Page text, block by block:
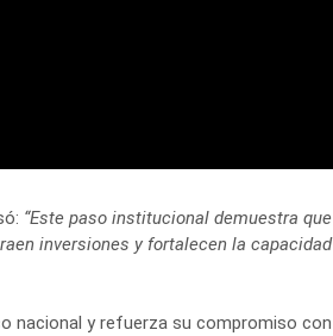
“Este paso institucional demuestra que
inversiones y fortalecen la capacidad
nacional y refuerza su compromiso con